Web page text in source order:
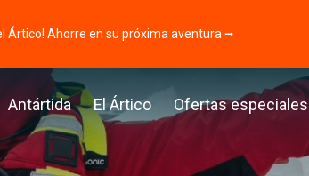
Ártico! Ahorre en su próxima aventura ⭢
Antártida El Ártico Ofertas especiales